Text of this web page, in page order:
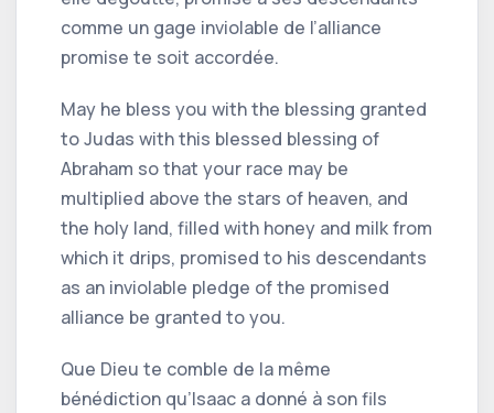
comme un gage inviolable de l’alliance
promise te soit accordée.
May he bless you with the blessing granted
to Judas with this blessed blessing of
Abraham so that your race may be
multiplied above the stars of heaven, and
the holy land, filled with honey and milk from
which it drips, promised to his descendants
as an inviolable pledge of the promised
alliance be granted to you.
Que Dieu te comble de la même
bénédiction qu’Isaac a donné à son fils